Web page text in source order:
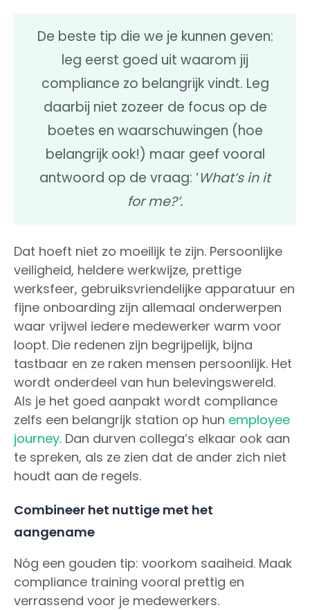
De beste tip die we je kunnen geven:
leg eerst goed uit waarom jij
compliance zo belangrijk vindt. Leg
daarbij niet zozeer de focus op de
boetes en waarschuwingen (hoe
belangrijk ook!) maar geef vooral
antwoord op de vraag: ‘What’s in it
for me?’.
Dat hoeft niet zo moeilijk te zijn. Persoonlijke
veiligheid, heldere werkwijze, prettige
werksfeer, gebruiksvriendelijke apparatuur en
fijne onboarding zijn allemaal onderwerpen
waar vrijwel iedere medewerker warm voor
loopt. Die redenen zijn begrijpelijk, bijna
tastbaar en ze raken mensen persoonlijk. Het
wordt onderdeel van hun belevingswereld.
Als je het goed aanpakt wordt compliance
zelfs een belangrijk station op hun employee
journey. Dan durven collega’s elkaar ook aan
te spreken, als ze zien dat de ander zich niet
houdt aan de regels.
Combineer het nuttige met het
aangename
Nóg een gouden tip: voorkom saaiheid. Maak
compliance training vooral prettig en
verrassend voor je medewerkers.